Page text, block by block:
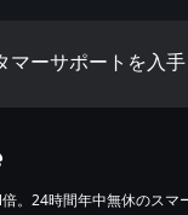
マーサポートを入手
。24時間年中無休のスマ